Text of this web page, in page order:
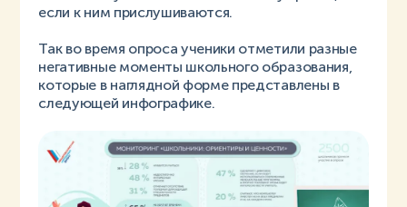
если к ним прислушиваются.
Так во время опроса ученики отметили разные
негативные моменты школьного образования,
которые в наглядной форме представлены в
следующей инфографике.